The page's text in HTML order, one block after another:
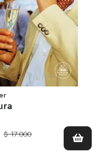
$ 17.000